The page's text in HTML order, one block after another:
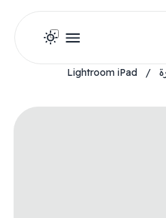
/
Lightroom iPad